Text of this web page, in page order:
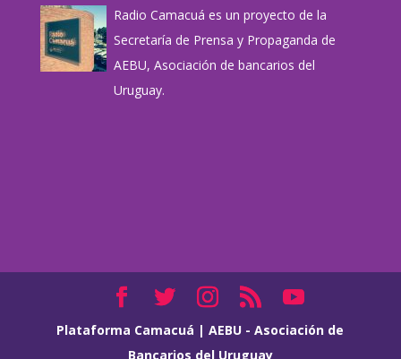
Radio Camacuá es un proyecto de la
Secretaría de Prensa y Propaganda de
AEBU, Asociación de bancarios del
Uruguay.
Plataforma Camacuá |AEBU - Asociación de
Bancarios del Uruguay